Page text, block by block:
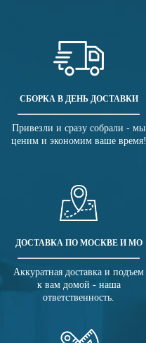
СБОРКА В ДЕНЬ ДОСТАВКИ
Привезли и сразу собрали - мы
ценим и экономим ваше время!
ДОСТАВКА ПО МОСКВЕ И МО
Аккуратная доставка и подъем
к вам домой - наша
ответственность.